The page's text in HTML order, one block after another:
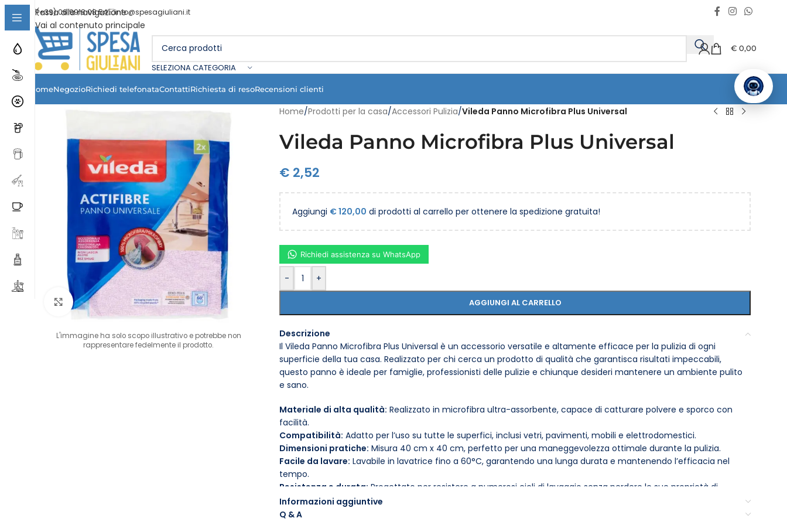
Passa alla navigazione
Vai al contenuto principale
(+39) 06 9918 08 54 info@spesagiuliani.it
SELEZIONA CATEGORIA
€ 0,00
HomeNegozioRichiedi telefonataContattiRichiesta di resoRecensioni clienti
Clicca per ingrandire
L'immagine ha solo scopo illustrativo e potrebbe non
rappresentare fedelmente il prodotto.
Home/Prodotti per la casa/Accessori Pulizia/Vileda Panno Microfibra Plus Universal
Vileda Panno Microfibra Plus Universal
€ 2,52
Aggiungi €120,00 di prodotti al carrello per ottenere la spedizione gratuita!
- +
AGGIUNGI AL CARRELLO
Richiedi assistenza su WhatsApp
Descrizione
Il Vileda Panno Microfibra Plus Universal è un accessorio versatile e altamente efficace per la pulizia di ogni
superficie della tua casa. Realizzato per chi cerca un prodotto di qualità che garantisca risultati impeccabili,
questo panno è ideale per famiglie, professionisti delle pulizie e chiunque desideri mantenere un ambiente pulito
e sano.
Materiale di alta qualità: Realizzato in microfibra ultra-assorbente, capace di catturare polvere e sporco con
facilità.
Compatibilità: Adatto per l’uso su tutte le superfici, inclusi vetri, pavimenti, mobili e elettrodomestici.
Dimensioni pratiche: Misura 40 cm x 40 cm, perfetto per una maneggevolezza ottimale durante la pulizia.
Facile da lavare: Lavabile in lavatrice fino a 60°C, garantendo una lunga durata e mantenendo l’efficacia nel
tempo.
Resistenza e durata: Progettato per resistere a numerosi cicli di lavaggio senza perdere le sue proprietà di
pulizia.
Indicazioni d’uso:
Informazioni aggiuntive
Q & A